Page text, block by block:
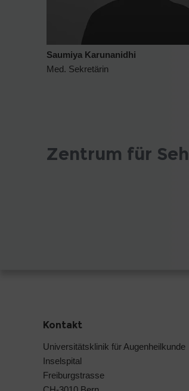
Saumiya Karunanidhi
Med. Sekretärin
Zentrum für
Kontakt
Universitätsklinik für Augenheilkunde
Inselspital
Freiburgstrasse